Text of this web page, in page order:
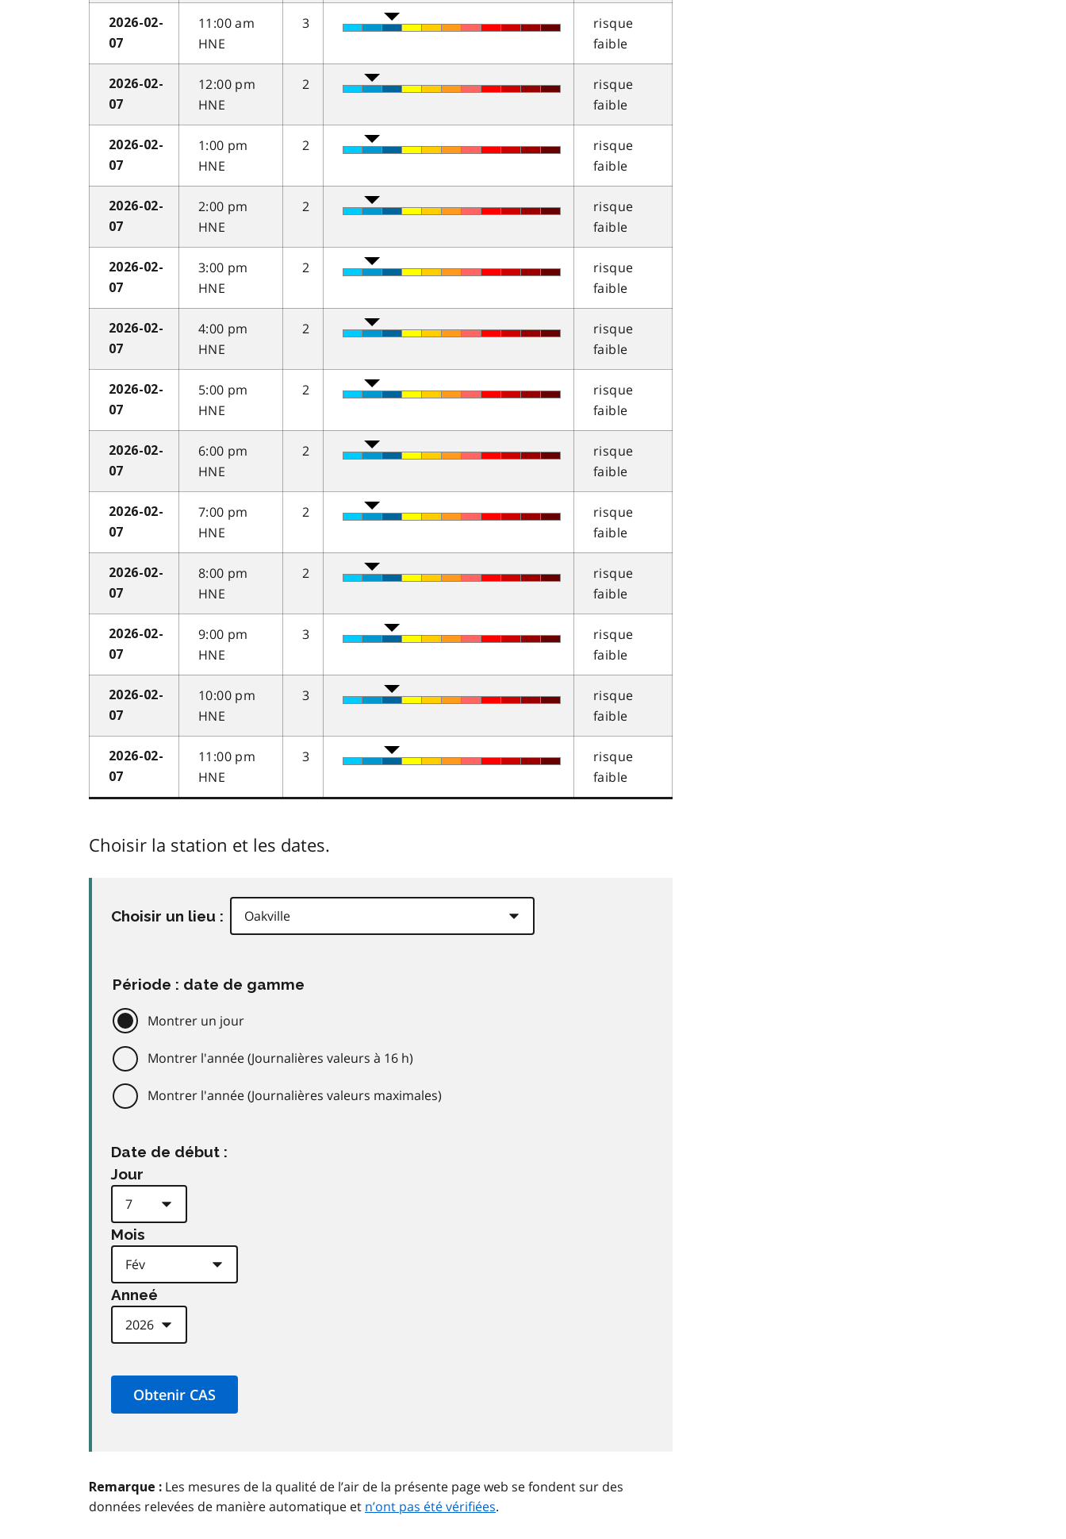
2026-02-
07
11:00 am
HNE
3
risque
faible
2026-02-
07
12:00 pm
HNE
2
risque
faible
2026-02-
07
1:00 pm
HNE
2
risque
faible
2026-02-
07
2:00 pm
HNE
2
risque
faible
2026-02-
07
3:00 pm
HNE
2
risque
faible
2026-02-
07
4:00 pm
HNE
2
risque
faible
2026-02-
07
5:00 pm
HNE
2
risque
faible
2026-02-
07
6:00 pm
HNE
2
risque
faible
2026-02-
07
7:00 pm
HNE
2
risque
faible
2026-02-
07
8:00 pm
HNE
2
risque
faible
2026-02-
07
9:00 pm
HNE
3
risque
faible
2026-02-
07
10:00 pm
HNE
3
risque
faible
2026-02-
07
11:00 pm
HNE
3
risque
faible
Choisir la station et les dates.
Choisir un lieu :
Période : date de gamme
Montrer un jour
Montrer l'année (Journalières valeurs à 16 h)
Montrer l'année (Journalières valeurs maximales)
Date de début :
Jour
Mois
Anneé
Remarque : Les mesures de la qualité de l’air de la présente page web se fondent sur des
données relevées de manière automatique et n’ont pas été vérifiées.